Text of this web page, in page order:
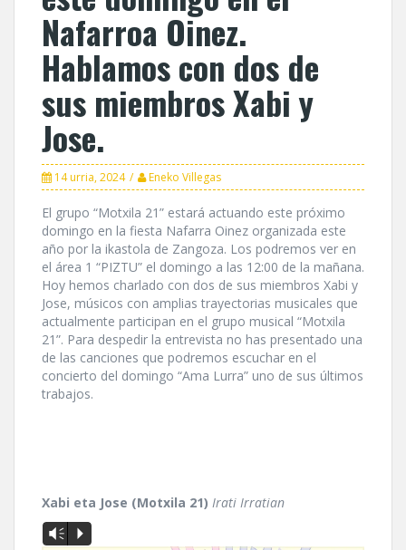
Nafarroa Oinez.
Hablamos con dos de
sus miembros Xabi y
Jose.
14 urria, 2024 Eneko Villegas
El grupo “Motxila 21” estará actuando este próximo
domingo en la fiesta Nafarra Oinez organizada este
año por la ikastola de Zangoza. Los podremos ver en
el área 1 “PIZTU” el domingo a las 12:00 de la mañana.
Hoy hemos charlado con dos de sus miembros Xabi y
Jose, músicos con amplias trayectorias musicales que
actualmente participan en el grupo musical “Motxila
21”. Para despedir la entrevista no has presentado una
de las canciones que podremos escuchar en el
concierto del domingo “Ama Lurra” uno de sus últimos
trabajos.
Xabi eta Jose (Motxila 21) Irati Irratian
Vm P